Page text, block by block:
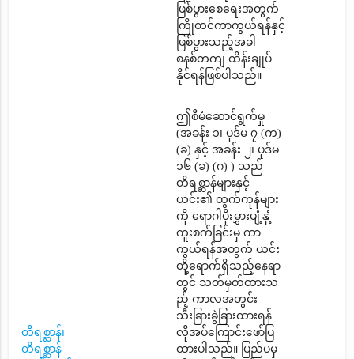
ဖြစ်ပွားစေရေးအတွက်
ကြိုတင်ကာကွယ်ရန်နှင့်
ဖြစ်ပွားသည့်အခါ
စနစ်တကျ ထိန်းချုပ်
နိုင်ရန်ဖြစ်ပါသည်။
တိရစ္ဆာန်၊
တိရစ္ဆာန်
ဤစီမံဆောင်ရွက်မှု
(အခန်း ၁၊ ပုဒ်မ ၇ (က)
(ခ) နှင့် အခန်း ၂၊ ပုဒ်မ
၁၆ (ခ) (ဂ) ) သည်
တိရစ္ဆာန်များနှင့်
ယင်း၏ ထွက်ကုန်များ
ကို ရောဂါပိုးမွှားပျံ့နှံ့
ကူးစက်ခြင်းမှ ကာ
ကွယ်ရန်အတွက် ယင်း
တို့ရောက်ရှိသည့်နေရာ
တွင် သတ်မှတ်ထားသ
ည့် ကာလအတွင်း
သီးခြားခွဲခြားထားရန်
လိုအပ်ကြောင်းဖော်ပြ
ထားပါသည်။ ပြည်ပမှ